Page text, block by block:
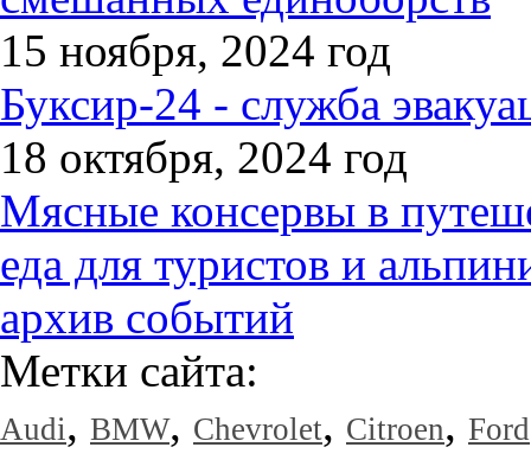
15 ноября, 2024 год
Буксир-24 - служба
18 октября, 2024 год
Мясные консервы в
еда для туристов и
архив событий
Метки сайта:
Audi, BMW, Chevrolet, Citroen, Ford